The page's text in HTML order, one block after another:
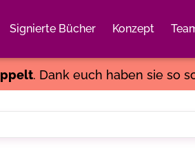
Signierte Bücher Konzept
. Dank euch haben sie so